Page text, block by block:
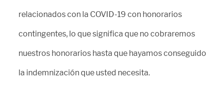
relacionados con la COVID-19 con honorarios
contingentes, lo que significa que no cobraremos
nuestros honorarios hasta que hayamos conseguido
la indemnización que usted necesita.